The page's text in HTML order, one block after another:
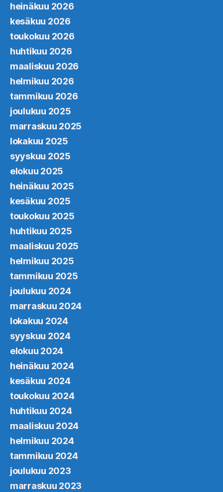
heinäkuu 2026
kesäkuu 2026
toukokuu 2026
huhtikuu 2026
maaliskuu 2026
helmikuu 2026
tammikuu 2026
joulukuu 2025
marraskuu 2025
lokakuu 2025
syyskuu 2025
elokuu 2025
heinäkuu 2025
kesäkuu 2025
toukokuu 2025
huhtikuu 2025
maaliskuu 2025
helmikuu 2025
tammikuu 2025
joulukuu 2024
marraskuu 2024
lokakuu 2024
syyskuu 2024
elokuu 2024
heinäkuu 2024
kesäkuu 2024
toukokuu 2024
huhtikuu 2024
maaliskuu 2024
helmikuu 2024
tammikuu 2024
joulukuu 2023
marraskuu 2023